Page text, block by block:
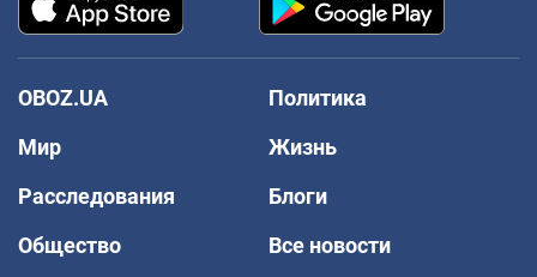
OBOZ.UA
Политика
Мир
Жизнь
Расследования
Блоги
Общество
Все новости